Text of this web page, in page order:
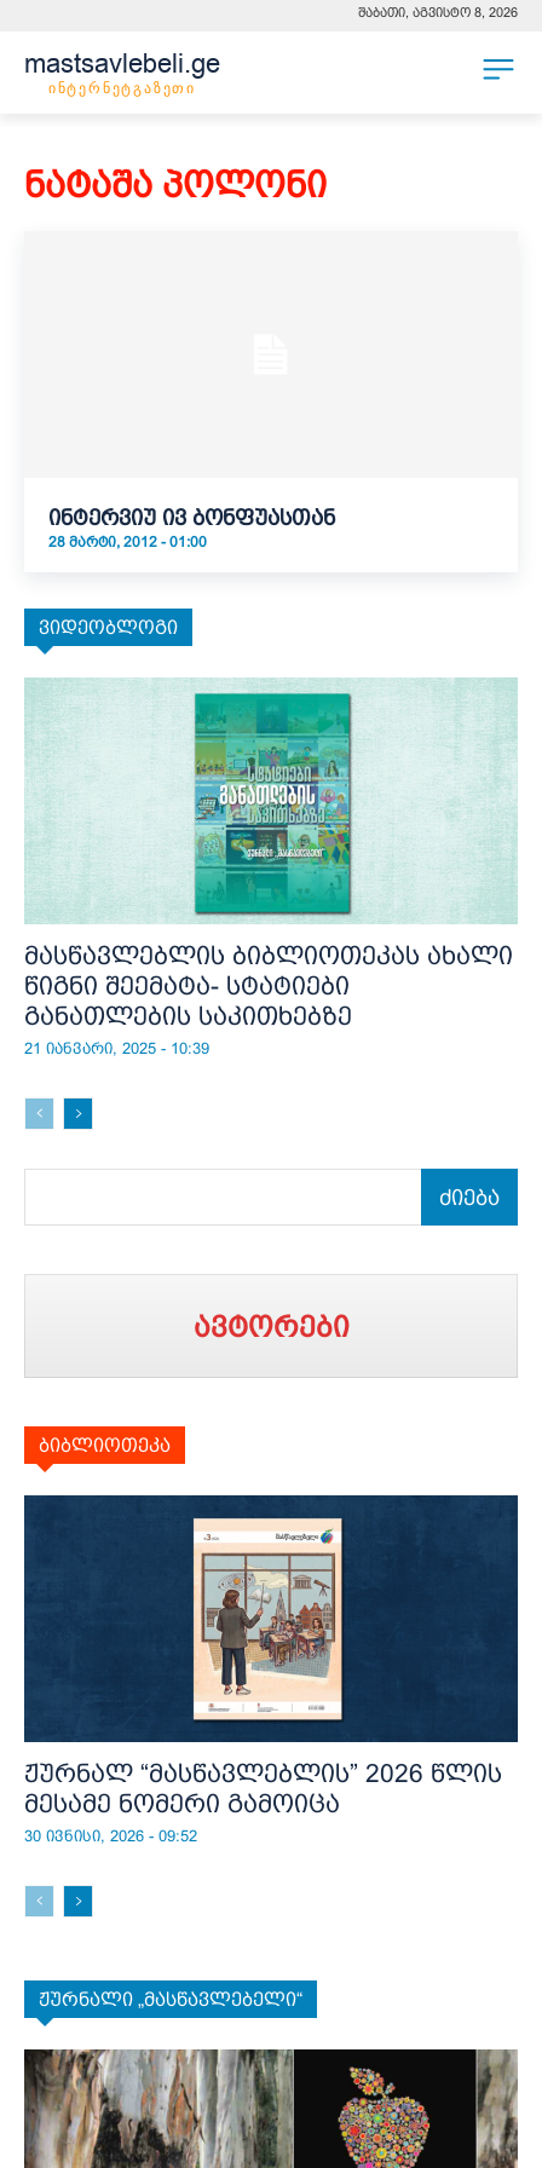
შაბათი, აგვისტო 8, 2026
mastsavlebeli.ge
ინტერნეტგაზეთი
ნატაშა პოლონი
ინტერვიუ ივ ბონფუასთან
28 ᲛᲐᲠᲢᲘ, 2012 - 01:00
ვიდეობლოგი
მასწავლებლის ბიბლიოთეკას ახალი
წიგნი შეემატა- სტატიები
განათლების საკითხებზე
21 იანვარი, 2025 - 10:39
ძიება
ავტორები
ბიბლიოთეკა
ჟურნალ “მასწავლებლის” 2026 წლის
მესამე ნომერი გამოიცა
30 ივნისი, 2026 - 09:52
ჟურნალი „მასწავლებელი“